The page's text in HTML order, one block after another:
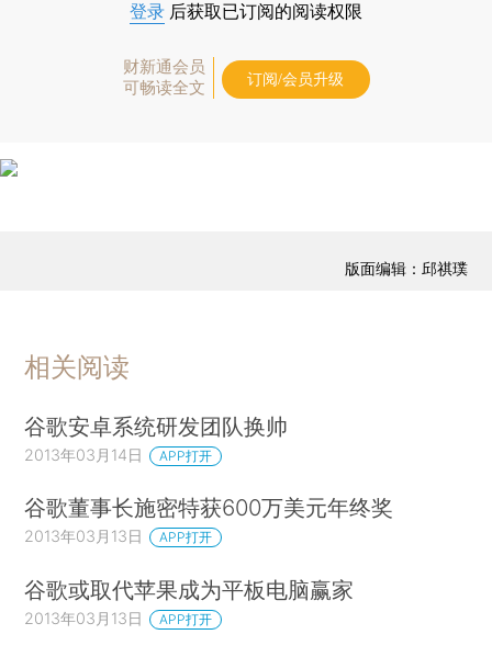
登录 后获取已订阅的阅读权限
财新通会员
可畅读全文
订阅/会员升级
版面编辑：邱祺璞
相关阅读
谷歌安卓系统研发团队换帅
2013年03月14日 APP打开
谷歌董事长施密特获600万美元年终奖
2013年03月13日 APP打开
谷歌或取代苹果成为平板电脑赢家
2013年03月13日 APP打开